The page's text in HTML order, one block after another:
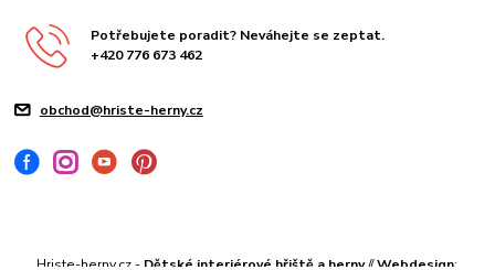
Potřebujete poradit? Neváhejte se zeptat.
+420 776 673 462
obchod@hriste-herny.cz
Hriste-herny.cz - Dětské interiérové hřiště a herny//Webdesign: